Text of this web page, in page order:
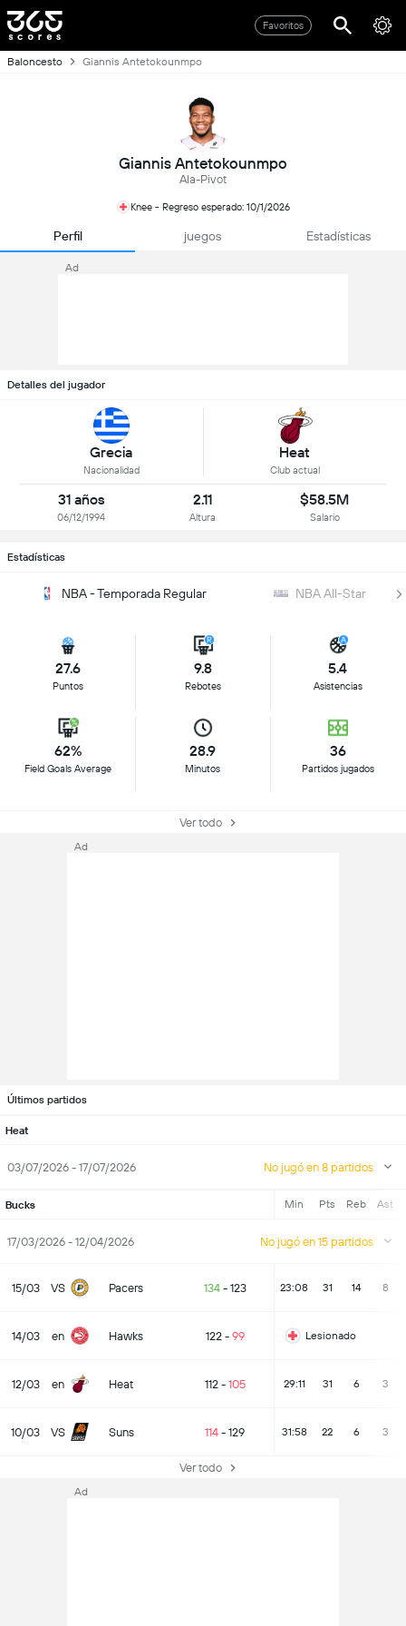
Favoritos
Baloncesto Giannis Antetokounmpo
Giannis Antetokounmpo
Ala-Pivot
Knee - Regreso esperado: 10/1/2026
Perfil juegos Estadísticas
Ad
Detalles del jugador
Grecia
Nacionalidad
Heat
Club actual
31 años
06/12/1994
2.11
Altura
$58.5M
Salario
Estadísticas
NBA - Temporada Regular NBA All-Star
27.6
Puntos
9.8
Rebotes
5.4
Asistencias
62%
Field Goals Average
28.9
Minutos
36
Partidos jugados
Ver todo
Ad
Últimos partidos
Heat
03/07/2026 - 17/07/2026 No jugó en 8 partidos
Bucks Min Pts Reb Ast
17/03/2026 - 12/04/2026 No jugó en 15 partidos
15/03 VS Pacers 134- 123 23:08 31 14 8
14/03 en Hawks 122- 99 Lesionado
12/03 en Heat 112- 105 29:11 31 6 3
10/03 VS Suns 114 - 129 31:58 22 6 3
Ver todo
Ad